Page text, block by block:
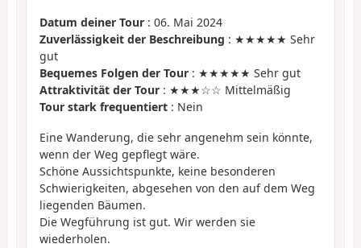
Datum deiner Tour : 06. Mai 2024
Zuverlässigkeit der Beschreibung : ★★★★★ Sehr
gut
Bequemes Folgen der Tour : ★★★★★ Sehr gut
Attraktivität der Tour : ★★★☆☆ Mittelmäßig
Tour stark frequentiert : Nein
Eine Wanderung, die sehr angenehm sein könnte,
wenn der Weg gepflegt wäre.
Schöne Aussichtspunkte, keine besonderen
Schwierigkeiten, abgesehen von den auf dem Weg
liegenden Bäumen.
Die Wegführung ist gut. Wir werden sie
wiederholen.